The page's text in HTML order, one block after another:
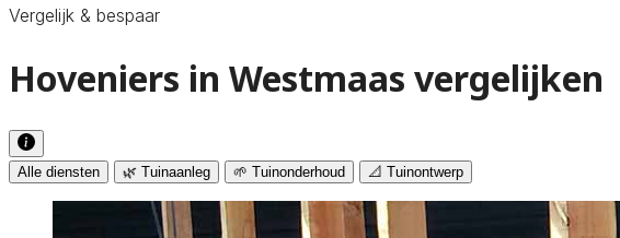
Vergelijk & bespaar
Hoveniers in Westmaas vergelijken
Alle diensten 🌿 Tuinaanleg 🌱 Tuinonderhoud 📐 Tuinontwerp